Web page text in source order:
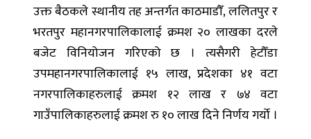
उक्त बैठकले स्थानीय तह अन्तर्गत काठमाडौँ, ललितपुर र
भरतपुर महानगरपालिकालाई क्रमश २० लाखका दरले
बजेट विनियोजन गरिएको छ । त्यसैगरी हेटौँडा
उपमहानगरपालिकालाई १५ लाख, प्रदेशका ४१ वटा
नगरपालिकाहरुलाई क्रमश १२ लाख र ७४ वटा
गाउँपालिकाहरुलाई क्रमश रु १० लाख दिने निर्णय गर्यो ।